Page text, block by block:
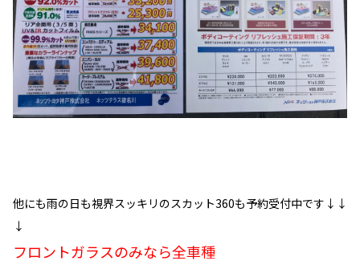
他にも雨の日も視界スッキリのスカット360も予約受付中です↓↓
↓
フロントガラスのみなら全車種